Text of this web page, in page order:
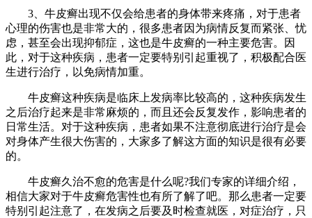
3、牛皮癣出现不仅会给患者的身体带来疼痛，对于患者
心理的伤害也是非常大的，很多患者因为病情反复而紧张、忧
虑，甚至会出现抑郁症，这也是牛皮癣的一种主要危害。因
此，对于这种疾病，患者一定要特别引起重视了，积极配合医
生进行治疗，以免病情加重。
牛皮癣这种疾病是临床上发病率比较高的，这种疾病发生
之后治疗起来是非常麻烦的，而且还会反复发作，影响患者的
日常生活。对于这种疾病，患者如果不注意彻底进行治疗是会
对身体产生很大伤害的，大家多了解这方面的知识是很有必要
的。
牛皮癣久治不愈的危害是什么呢?我们专家的详细介绍，
相信大家对于牛皮癣危害性也有所了解了吧。那么患者一定要
特别引起注意了，在发病之后要及时检查就医，对症治疗，只